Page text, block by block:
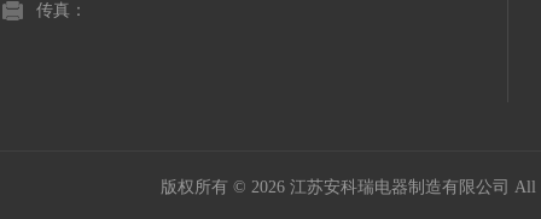
传真：
版权所有 © 2026 江苏安科瑞电器制造有限公司